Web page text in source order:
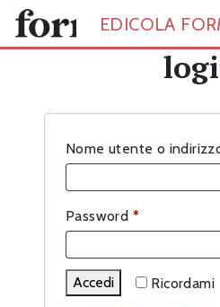
Skip to main content
EDICOLA
Nome utente o
Password *Richiesto
Ricordami
Accedi